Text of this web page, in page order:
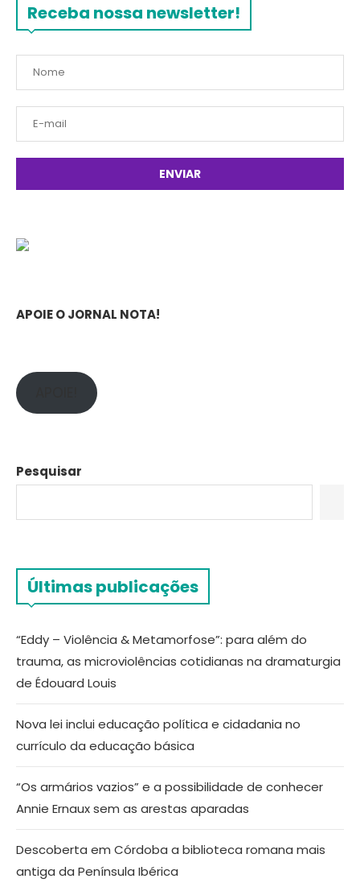
Receba nossa newsletter!
APOIE O JORNAL NOTA!
Pesquisar
Últimas publicações
“Eddy – Violência & Metamorfose”: para além do
trauma, as microviolências cotidianas na dramaturgia
de Édouard Louis
Nova lei inclui educação política e cidadania no
currículo da educação básica
“Os armários vazios” e a possibilidade de conhecer
Annie Ernaux sem as arestas aparadas
Descoberta em Córdoba a biblioteca romana mais
antiga da Península Ibérica